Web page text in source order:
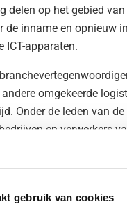
gebruik van cookies
delen op het gebied
de inname en opnieuw
ICT-apparaten.
omgekeerde
Onder de leden van
en verwerkers
event.